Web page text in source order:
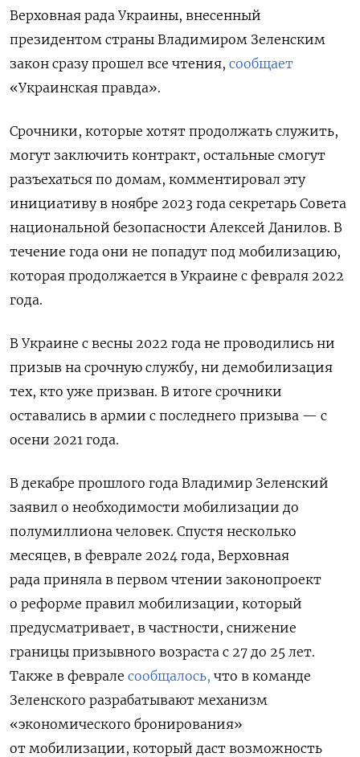
Верховная рада Украины, внесенный
президентом страны Владимиром Зеленским
закон сразу прошел все чтения, сообщает
«Украинская правда».
Срочники, которые хотят продолжать служить,
могут заключить контракт, остальные смогут
разъехаться по домам, комментировал эту
инициативу в ноябре 2023 года секретарь Совета
национальной безопасности Алексей Данилов. В
течение года они не попадут под мобилизацию,
которая продолжается в Украине с февраля 2022
года.
В Украине с весны 2022 года не проводились ни
призыв на срочную службу, ни демобилизация
тех, кто уже призван. В итоге срочники
оставались в армии с последнего призыва — с
осени 2021 года.
В декабре прошлого года Владимир Зеленский
заявил о необходимости мобилизации до
полумиллиона человек. Спустя несколько
месяцев, в феврале 2024 года, Верховная
рада приняла в первом чтении законопроект
о реформе правил мобилизации, который
предусматривает, в частности, снижение
границы призывного возраста с 27 до 25 лет.
Также в феврале сообщалось, что в команде
Зеленского разрабатывают механизм
«экономического бронирования»
от мобилизации, который даст возможность